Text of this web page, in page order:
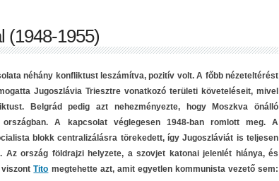
(1948-1955)
néhány konfliktust leszámítva, pozitív volt. A főbb nézeteltérést
Jugoszlávia Triesztre vonatkozó területi követeléseit, mivel
Belgrád pedig azt nehezményezte, hogy Moszkva önálló
A kapcsolat véglegesen 1948-ban romlott meg. A
blokk centralizálásra törekedett, így Jugoszláviát is teljesen
Az ország földrajzi helyzete, a szovjet katonai jelenlét hiánya, és
viszontTito megtehette azt, amit egyetlen kommunista vezető sem: